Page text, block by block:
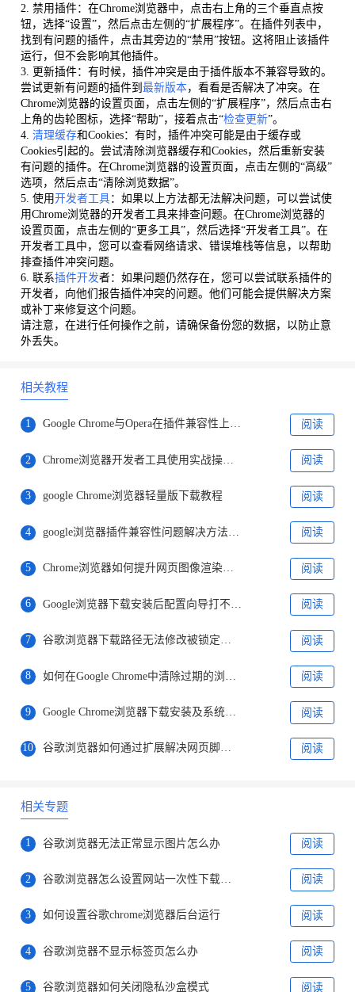
2. 禁用插件：在Chrome浏览器中，点击右上角的三个垂直点按
钮，选择“设置”，然后点击左侧的“扩展程序”。在插件列表中，
找到有问题的插件，点击其旁边的“禁用”按钮。这将阻止该插件
运行，但不会影响其他插件。
3. 更新插件：有时候，插件冲突是由于插件版本不兼容导致的。
尝试更新有问题的插件到 最新版本，看看是否解决了冲突。在
Chrome浏览器的设置页面，点击左侧的“扩展程序”，然后点击右
上角的齿轮图标，选择“帮助”，接着点击“检查更新”。
4. 清理缓存和Cookies：有时，插件冲突可能是由于缓存或
Cookies引起的。尝试清除浏览器缓存和Cookies，然后重新安装
有问题的插件。在Chrome浏览器的设置页面，点击左侧的“高级”
选项，然后点击“清除浏览数据”。
5. 使用开发者工具：如果以上方法都无法解决问题，可以尝试使
用Chrome浏览器的开发者工具来排查问题。在Chrome浏览器的
设置页面，点击左侧的“更多工具”，然后选择“开发者工具”。在
开发者工具中，您可以查看网络请求、错误堆栈等信息，以帮助
排查插件冲突问题。
6. 联系插件开发者：如果问题仍然存在，您可以尝试联系插件的
开发者，向他们报告插件冲突的问题。他们可能会提供解决方案
或补丁来修复这个问题。
请注意，在进行任何操作之前，请确保备份您的数据，以防止意
外丢失。
相关教程
1 Google Chrome与Opera在插件兼容性上的深度对比 阅读
2 Chrome浏览器开发者工具使用实战操作方法 阅读
3 google Chrome浏览器轻量版下载教程 阅读
4 阅读
5 Chrome浏览器如何提升网页图像渲染效果 阅读
6 阅读
7 谷歌浏览器下载路径无法修改被锁定解决方法 阅读
8 阅读
9 阅读
10 谷歌浏览器如何通过扩展解决网页脚本执行缓慢问题 阅读
相关专题
1 谷歌浏览器无法正常显示图片怎么办 阅读
2 谷歌浏览器怎么设置网站一次性下载多个文件 阅读
3 如何设置谷歌chrome浏览器后台运行 阅读
4 谷歌浏览器不显示标签页怎么办 阅读
5 谷歌浏览器如何关闭隐私沙盒模式 阅读